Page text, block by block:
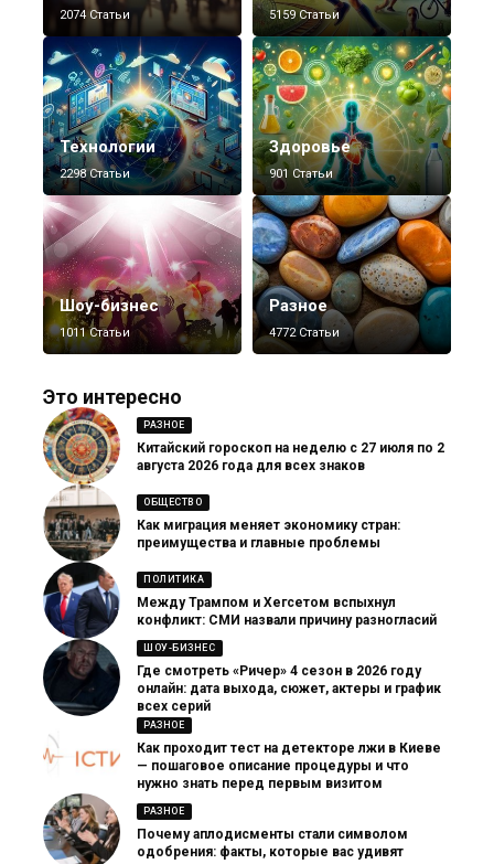
2074 Статьи 5159 Статьи
Технологии
2298 Статьи
Здоровье
901 Статьи
Шоу-бизнес
1011 Статьи
Разное
4772 Статьи
Это интересно
РАЗНОЕ
Китайский гороскоп на неделю с 27 июля по 2
августа 2026 года для всех знаков
ОБЩЕСТВО
Как миграция меняет экономику стран:
преимущества и главные проблемы
ПОЛИТИКА
Между Трампом и Хегсетом вспыхнул
конфликт: СМИ назвали причину разногласий
ШОУ-БИЗНЕС
Где смотреть «Ричер» 4 сезон в 2026 году
онлайн: дата выхода, сюжет, актеры и график
всех серий
РАЗНОЕ
Как проходит тест на детекторе лжи в Киеве
— пошаговое описание процедуры и что
нужно знать перед первым визитом
РАЗНОЕ
Почему аплодисменты стали символом
одобрения: факты, которые вас удивят